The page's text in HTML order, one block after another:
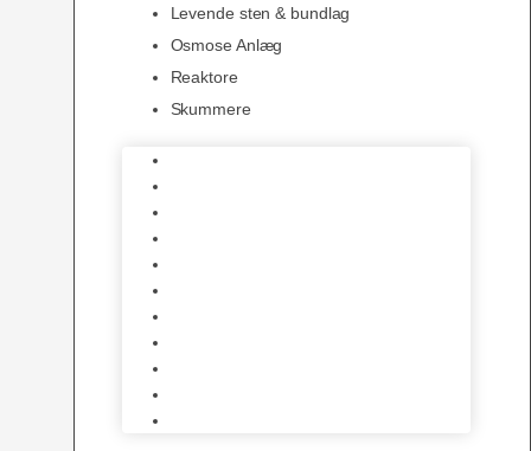
Levende sten & bundlag
Osmose Anlæg
Reaktore
Skummere